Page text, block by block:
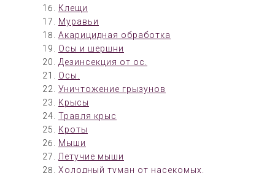
Клещи
Муравьи
Акарицидная обработка
Осы и шершни
Дезинсекция от ос.
Осы.
Уничтожение грызунов
Крысы
Травля крыс
Кроты
Мыши
Летучие мыши
Холодный туман от насекомых.